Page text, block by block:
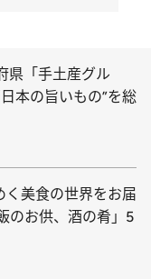
県「手土産グル
本の旨いもの”を総
く美食の世界をお届
のお供、酒の肴」5